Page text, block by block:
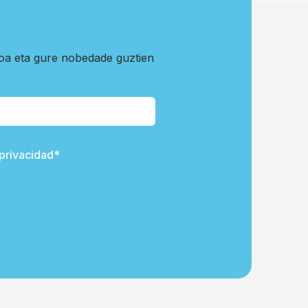
eta gure nobedade guztien